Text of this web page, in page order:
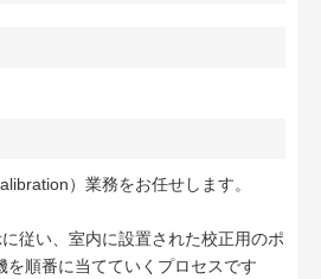
）業務をお任せします。
従い、室内に設置された校正用のポ
を順番に当てていくプロセスです